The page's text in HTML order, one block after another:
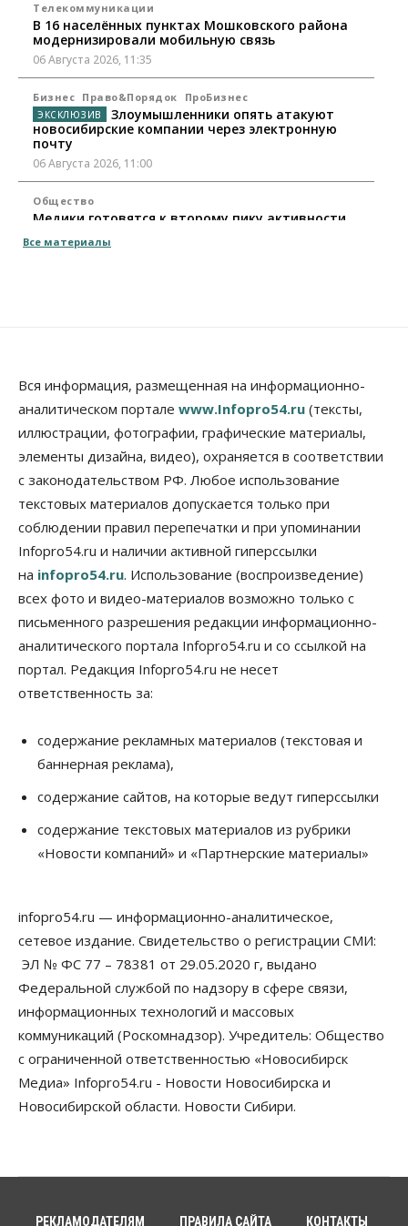
Телекоммуникации
В 16 населённых пунктах Мошковского района
модернизировали мобильную связь
06 Августа 2026, 11:35
Бизнес Право&Порядок ПроБизнес
Злоумышленники опять атакуют
новосибирские компании через электронную
почту
06 Августа 2026, 11:00
Общество
Медики готовятся к второму пику активности
06 Августа 2026, 10:00
Бизнес
Застройщики Новосибирска
доплатили налоги на сумму почти 700 млн рублей
06 Августа 2026, 08:00
Власть
От регоператора Новосибирска потребовали
погасить долги на два миллиарда
05 Августа 2026, 19:00
Власть Отставки И Назначения
Министра транспорта Новосибирской области
будут согласовывать в Москве
05 Августа 2026, 18:30
Власть Город Общество
В мэрии Новосибирска объяснили ситуацию с
пешеходной зоной на улице Ленина
05 Августа 2026, 18:00
Бизнес Власть
Независимые АЗС Новосибирска
получают до 20% топлива, прописанного в
05 Августа 2026, 17:00
Власть
Губернатор поблагодарил новосибирских
Бизнес Общество
Самые популярные у
предпринимателей сферы бизнеса назвали в
Новосибирске
05 Августа 2026, 16:00
Недвижимость
Летний марафон скидок в ГК «Расцветай — до 16
августа
05 Августа 2026, 15:55
05 Августа 2026, 15:30
Все материалы
Вся информация, размещенная на информационно-
аналитическом портале www.Infopro54.ru (тексты,
иллюстрации, фотографии, графические материалы,
элементы дизайна, видео), охраняется в соответствии
с законодательством РФ. Любое использование
текстовых материалов допускается только при
соблюдении правил перепечатки и при упоминании
Infopro54.ru и наличии активной гиперссылки
на infopro54.ru. Использование (воспроизведение)
всех фото и видео-материалов возможно только с
письменного разрешения редакции информационно-
аналитического портала Infopro54.ru и со ссылкой на
портал. Редакция Infopro54.ru не несет
ответственность за:
содержание рекламных материалов (текстовая и
баннерная реклама),
содержание сайтов, на которые ведут гиперссылки
содержание текстовых материалов из рубрики
«Новости компаний» и «Партнерские материалы»
infopro54.ru — информационно-аналитическое,
сетевое издание. Свидетельство о регистрации СМИ:
ЭЛ № ФС 77 – 78381 от 29.05.2020 г, выдано
Федеральной службой по надзору в сфере связи,
информационных технологий и массовых
коммуникаций (Роскомнадзор). Учредитель: Общество
с ограниченной ответственностью «Новосибирск
Медиа» Infopro54.ru - Новости Новосибирска и
Новосибирской области. Новости Сибири.
РЕКЛАМОДАТЕЛЯМ ПРАВИЛА САЙТА КОНТАКТЫ